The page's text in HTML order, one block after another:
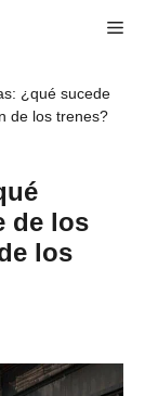
¿qué sucede
de los trenes?
de los
los